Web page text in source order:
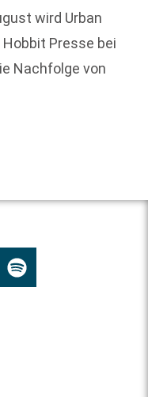
wird Urban
Presse bei
Nachfolge von